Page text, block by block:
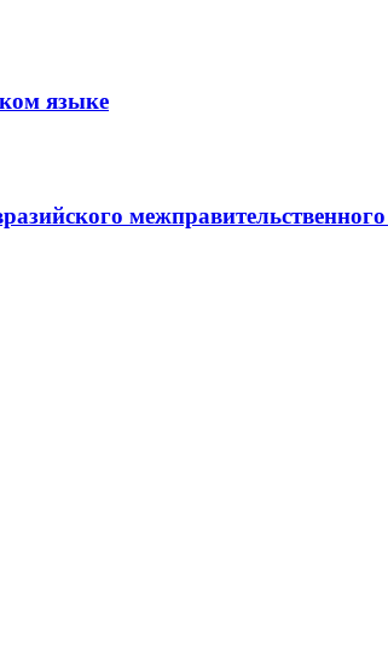
языке